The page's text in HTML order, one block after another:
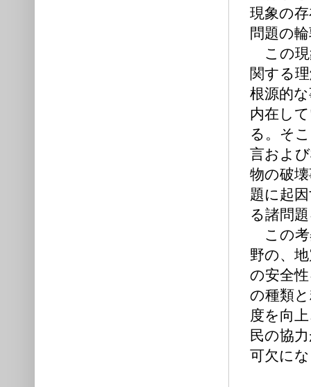
現象の
問題の
この現
関する
根源的
内在し
る。そ
言およ
物の破
題に起
る諸問
この考
野の、
の安全
の種類
度を向
民の協
可欠に